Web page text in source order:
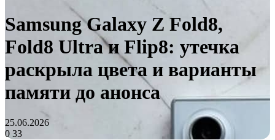
Samsung Galaxy Z Fold8,
Fold8 Ultra и Flip8: утечка
раскрыла цвета и варианты
памяти до анонса
25.06.2026
0 33